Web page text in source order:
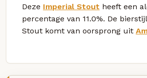
Deze Imperial Stout heeft een
percentage van 11.0%. De
Stout komt van oorsprong uit